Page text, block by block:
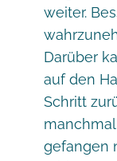
weiter.
Darüber
auf den
Schritt
gefangen